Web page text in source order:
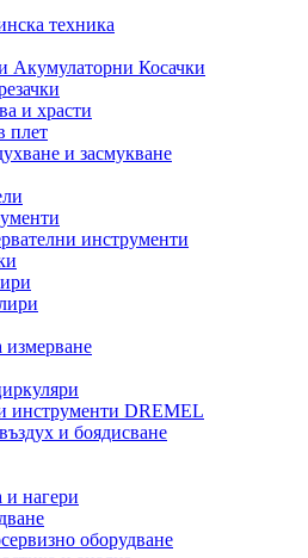
техника
Акумулаторни Косачки
и храсти
плет
и засмукване
инструменти
измерване
инструменти DREMEL
и боядисване
нагери
оборудване